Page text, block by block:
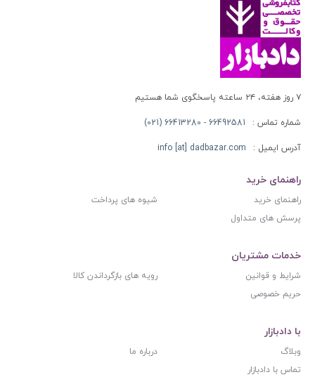
۷ روز هفته، ۲۴ ساعته پاسخگوی شما هستیم
شماره تماس : 66492581 - 66413280 (021)
آدرس ایمیل : info [at] dadbazar.com
راهنمای خرید
راهنمای خرید
شیوه های پرداخت
پرسش های متداول
خدمات مشتریان
شرایط و قوانین
رویه های بازگرداندن کالا
حریم خصوصی
با دادبازار
وبلاگ
درباره ما
تماس با دادبازار